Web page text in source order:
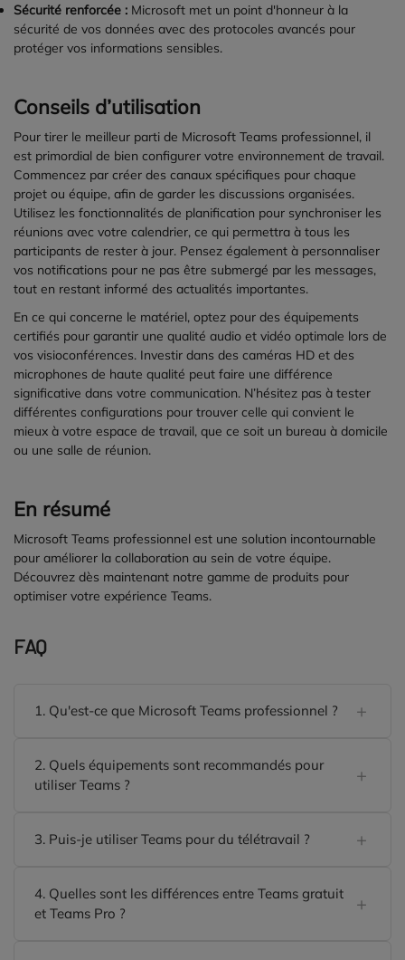
Sécurité renforcée : Microsoft met un point d'honneur à la
sécurité de vos données avec des protocoles avancés pour
protéger vos informations sensibles.
Conseils d’utilisation
Pour tirer le meilleur parti de Microsoft Teams professionnel, il
est primordial de bien configurer votre environnement de travail.
Commencez par créer des canaux spécifiques pour chaque
projet ou équipe, afin de garder les discussions organisées.
Utilisez les fonctionnalités de planification pour synchroniser les
réunions avec votre calendrier, ce qui permettra à tous les
participants de rester à jour. Pensez également à personnaliser
vos notifications pour ne pas être submergé par les messages,
tout en restant informé des actualités importantes.
En ce qui concerne le matériel, optez pour des équipements
certifiés pour garantir une qualité audio et vidéo optimale lors de
vos visioconférences. Investir dans des caméras HD et des
microphones de haute qualité peut faire une différence
significative dans votre communication. N’hésitez pas à tester
différentes configurations pour trouver celle qui convient le
mieux à votre espace de travail, que ce soit un bureau à domicile
ou une salle de réunion.
En résumé
Microsoft Teams professionnel est une solution incontournable
pour améliorer la collaboration au sein de votre équipe.
Découvrez dès maintenant notre gamme de produits pour
optimiser votre expérience Teams.
FAQ
1. Qu'est-ce que Microsoft Teams professionnel ?
2. Quels équipements sont recommandés pour
utiliser Teams ?
3. Puis-je utiliser Teams pour du télétravail ?
4. Quelles sont les différences entre Teams gratuit
et Teams Pro ?